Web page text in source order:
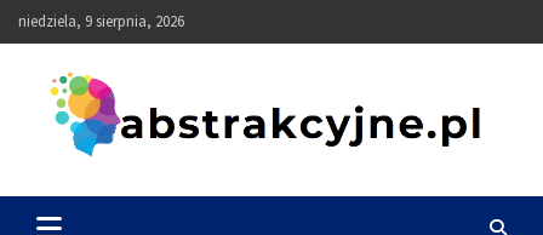
Skip
to
niedziela, 9 sierpnia, 2026
Abstrakcyjne